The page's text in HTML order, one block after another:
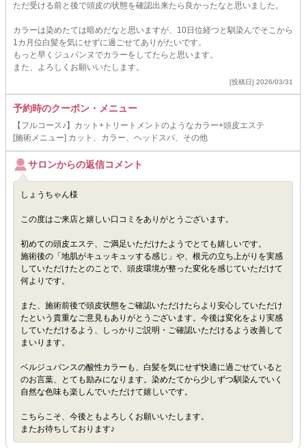
ただ受ける前と後で頭皮の状態を確認出来たら良かったなと思いました。
カラーは染めたては暗めだなと思いますが、10日位経つと馴染んでそこから
1カ月位白髪を気にせずに過ごせてありがたいです。
もっと早くジュパンヌでカラーをしてたらと思います。
また、よろしくお願いいたします。
[投稿日] 2026/03/31
予約時のクーポン・メニュー
【フルコース♪】カット+トリートメントのようなカラー+頭皮エステ
[施術メニュー] カット、カラー、ヘッドスパ、その他
サロンからの返信コメント
しょうちゃん様
この度はご来店と嬉しい口コミをありがとうございます。
初めての頭皮エステ、ご満足いただけたようでとても嬉しいです。
施術後の「地肌がキュッキュッする感じ」や、根元の立ち上がりを実感
していただけたとのことで、頭皮環境が整った変化を感じていただけて
何よりです。
また、施術前後で頭皮状態をご確認いただけたらより安心していただけ
たという貴重なご意見もありがとうございます。今後は変化をより実感
していただけるよう、しっかりご説明・ご確認いただけるよう改善して
まいります。
ベルジュバンスの酸性カラーも、白髪を気にせず快適に過ごせていると
のお言葉、とても励みになります。染めたてから少しずつ馴染んでいく
自然な色味も楽しんでいただけて嬉しいです。
こちらこそ、今後ともよろしくお願いいたします。
またお待ちしております♪